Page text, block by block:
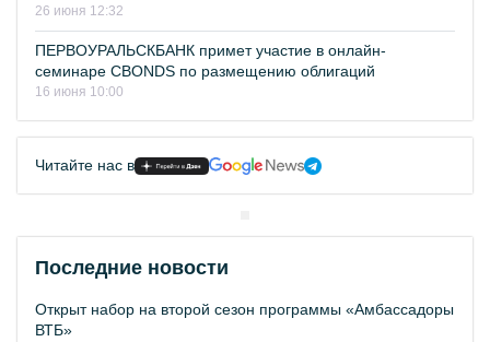
26 июня 12:32
ПЕРВОУРАЛЬСКБАНК примет участие в онлайн-
семинаре CBONDS по размещению облигаций
16 июня 10:00
Читайте нас в
Последние новости
Открыт набор на второй сезон программы «Амбассадоры
ВТБ»